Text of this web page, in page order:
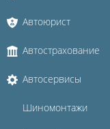
Автоюрист
Автострахование
Автосервисы
Шиномонтажи